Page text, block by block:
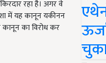
रहा है। अगर वे
में यह कानून यकीनन
का विरोध कर